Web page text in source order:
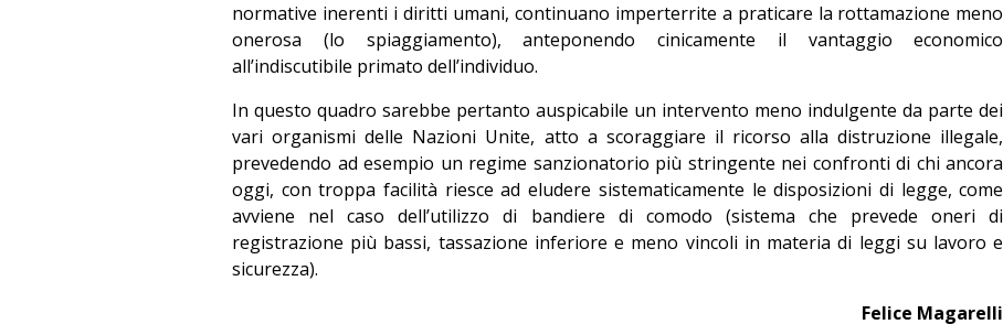
normative inerenti i diritti umani, continuano imperterrite a praticare la rottamazione meno
onerosa (lo spiaggiamento), anteponendo cinicamente il vantaggio economico
all’indiscutibile primato dell’individuo.
In questo quadro sarebbe pertanto auspicabile un intervento meno indulgente da parte dei
vari organismi delle Nazioni Unite, atto a scoraggiare il ricorso alla distruzione illegale,
prevedendo ad esempio un regime sanzionatorio più stringente nei confronti di chi ancora
oggi, con troppa facilità riesce ad eludere sistematicamente le disposizioni di legge, come
avviene nel caso dell’utilizzo di bandiere di comodo (sistema che prevede oneri di
registrazione più bassi, tassazione inferiore e meno vincoli in materia di leggi su lavoro e
sicurezza).
Felice Magarelli